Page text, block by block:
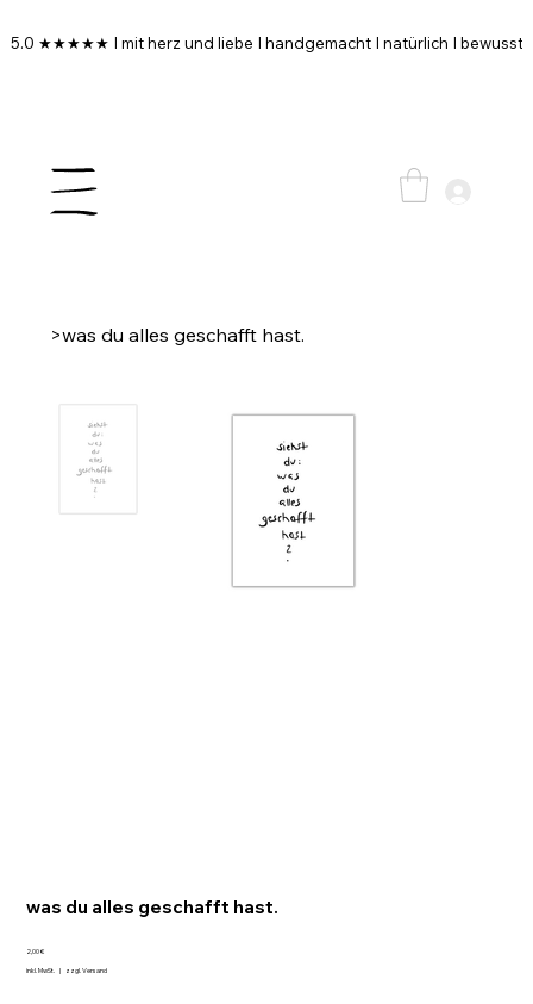
5.0 ★★★★★ I mit herz und liebe I handgemacht I natürlich I bewusst
>was du alles geschafft hast.
was du alles geschafft hast.
Preis
2,00 €
inkl. MwSt. | zzgl. Versand